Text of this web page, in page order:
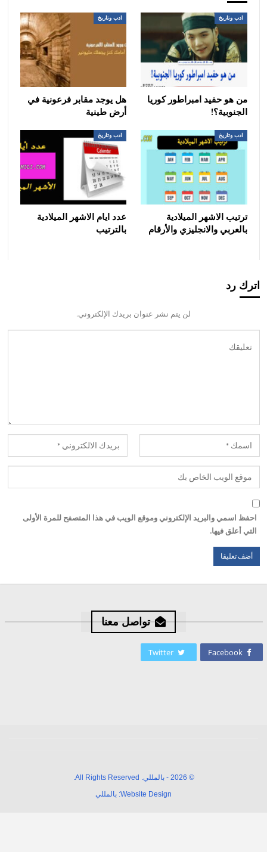
ادب وتاريخ
من هو حفيد امبراطور كوريا
الجنوبية؟!
ادب وتاريخ
هل يوجد مقابر فرعونية في
أرض طينية
ادب وتاريخ
ترتيب الاشهر الميلادية
بالعربي والانجليزي والأرقام
ادب وتاريخ
عدد ايام الاشهر الميلادية
بالترتيب
اترك رد
لن يتم نشر عنوان بريدك الإلكتروني.
احفظ اسمي والبريد الإلكتروني وموقع الويب في هذا المتصفح للمرة الأولى
التي أعلق فيها.
تواصل معنا
Facebook
Twitter
© 2026 - بالمللي. All Rights Reserved.
Website Design: بالمللي